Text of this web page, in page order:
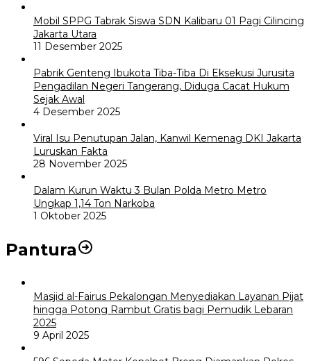
Mobil SPPG Tabrak Siswa SDN Kalibaru 01 Pagi Cilincing
Jakarta Utara
11 Desember 2025
Pabrik Genteng Ibukota Tiba-Tiba Di Eksekusi Jurusita
Pengadilan Negeri Tangerang, Diduga Cacat Hukum
Sejak Awal
4 Desember 2025
Viral Isu Penutupan Jalan, Kanwil Kemenag DKI Jakarta
Luruskan Fakta
28 November 2025
Dalam Kurun Waktu 3 Bulan Polda Metro Metro
Ungkap 1,14 Ton Narkoba
1 Oktober 2025
Pantura
Masjid al-Fairus Pekalongan Menyediakan Layanan Pijat
hingga Potong Rambut Gratis bagi Pemudik Lebaran
2025
9 April 2025